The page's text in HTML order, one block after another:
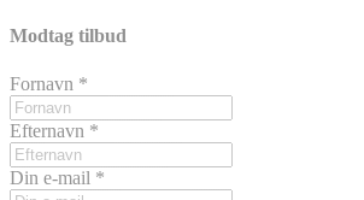
Modtag tilbud
Fornavn *
Efternavn *
Din e-mail *